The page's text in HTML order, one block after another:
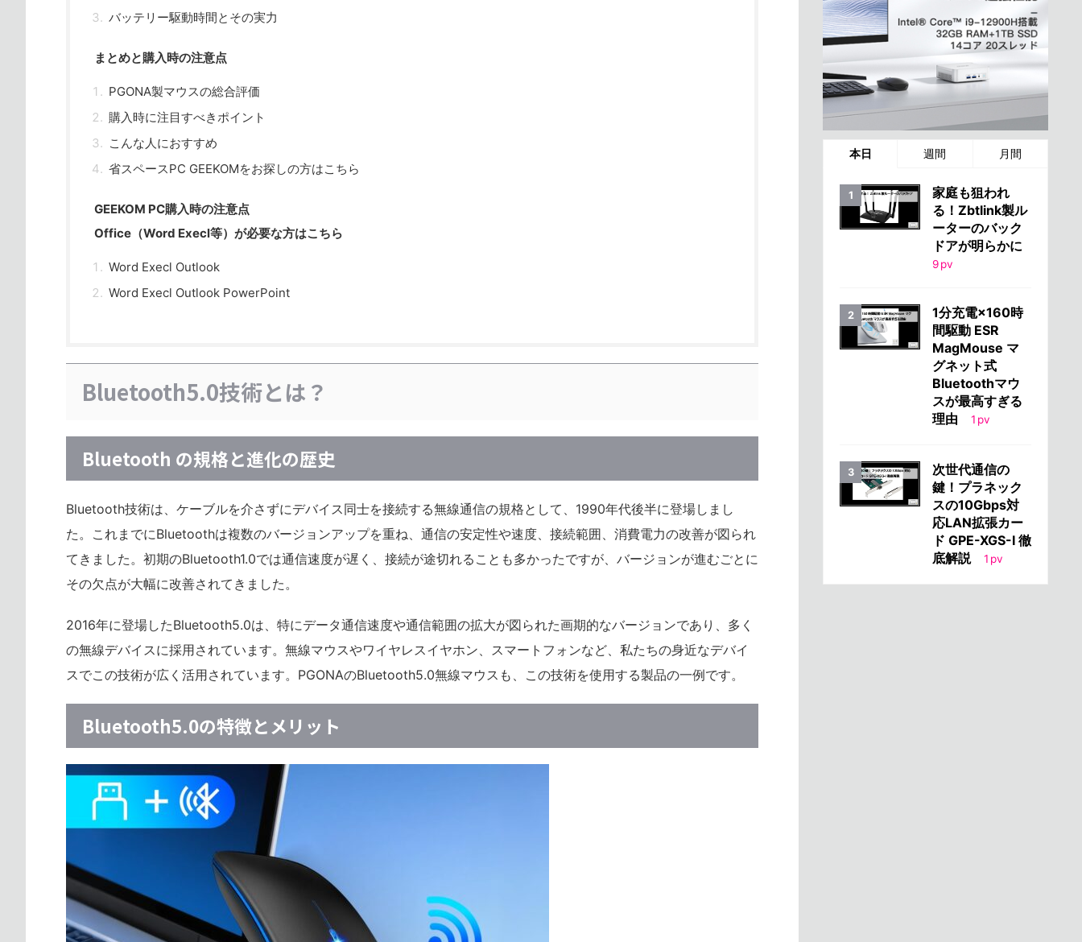
バッテリー駆動時間とその実力
まとめと購入時の注意点
PGONA製マウスの総合評価
購入時に注目すべきポイント
こんな人におすすめ
省スペースPC GEEKOMをお探しの方はこちら
GEEKOM PC購入時の注意点
Office（Word Execl等）が必要な方はこちら
Word Execl Outlook
Word Execl Outlook PowerPoint
Bluetooth5.0技術とは？
Bluetooth の規格と進化の歴史
Bluetooth技術は、ケーブルを介さずにデバイス同士を接続する無線通信の規格として、1990年代後半に登場しまし
た。これまでにBluetoothは複数のバージョンアップを重ね、通信の安定性や速度、接続範囲、消費電力の改善が図られ
てきました。初期のBluetooth1.0では通信速度が遅く、接続が途切れることも多かったですが、バージョンが進むごとに
その欠点が大幅に改善されてきました。
2016年に登場したBluetooth5.0は、特にデータ通信速度や通信範囲の拡大が図られた画期的なバージョンであり、多く
の無線デバイスに採用されています。無線マウスやワイヤレスイヤホン、スマートフォンなど、私たちの身近なデバイ
スでこの技術が広く活用されています。PGONAのBluetooth5.0無線マウスも、この技術を使用する製品の一例です。
Bluetooth5.0の特徴とメリット
本日 週間 月間
家庭も狙われ
る！Zbtlink製ル
ーターのバック
ドアが明らかに
9pv
1分充電×160時
間駆動 ESR
MagMouse マ
グネット式
Bluetoothマウ
スが最高すぎる
理由
1 pv
次世代通信の
鍵！プラネック
スの10Gbps対
応LAN拡張カー
ド GPE-XGS-I 徹
底解説
1 pv